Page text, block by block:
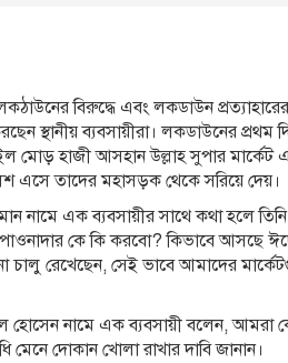
বিরুদ্ধে এবং লকডাউন
স্থানীয় ব্যবসায়ীরা। লকডাউনের প্রথম
মোড় হাজী আসহান উল্লাহ সুপার
এসে তাদের মহাসড়ক থেকে সরিয়ে দেয়।
নামে এক ব্যবসায়ীর সাথে কথা হলে
পাওনাদার কে কি করবো? কিভাবে আসছে
চালু রেখেছেন, সেই ভাবে আমাদের
হোসেন নামে এক ব্যবসায়ী বলেন,
মেনে দোকান খোলা রাখার দাবি জানান।